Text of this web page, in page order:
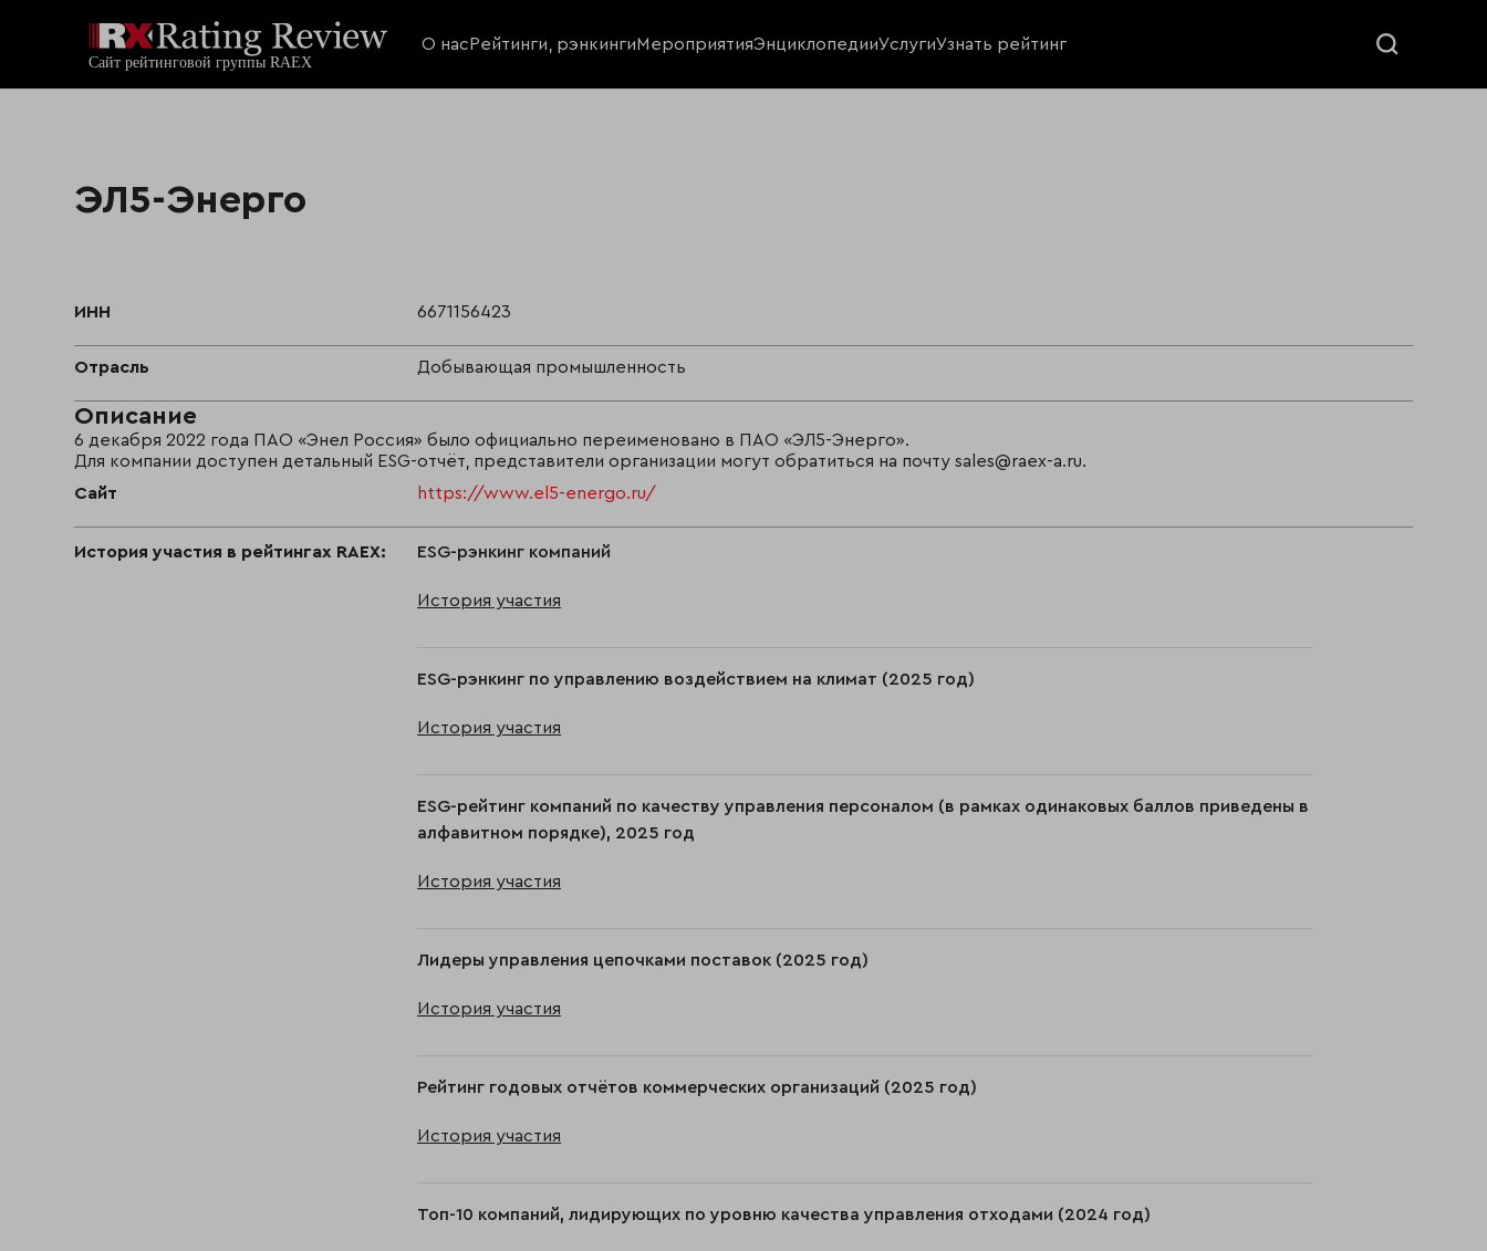
О нас Рейтинги, рэнкингиМероприятияЭнциклопедииУслугиУзнать рейтинг
ЭЛ5-Энерго
ИНН 6671156423
Отрасль Добывающая промышленность
Описание
6 декабря 2022 года ПАО «Энел Россия» было официально переименовано в ПАО «ЭЛ5-Энерго».
Для компании доступен детальный ESG-отчёт, представители организации могут обратиться на почту sales@raex-a.ru.
Сайт
https://www.el5-energo.ru/
История участия в рейтингах RAEX: ESG-рэнкинг компаний
История участия
ESG-рэнкинг по управлению воздействием на климат (2025 год)
История участия
ESG-рейтинг компаний по качеству управления персоналом (в рамках одинаковых баллов приведены в
алфавитном порядке), 2025 год
История участия
Лидеры управления цепочками поставок (2025 год)
История участия
Рейтинг годовых отчётов коммерческих организаций (2025 год)
История участия
Топ-10 компаний, лидирующих по уровню качества управления отходами (2024 год)